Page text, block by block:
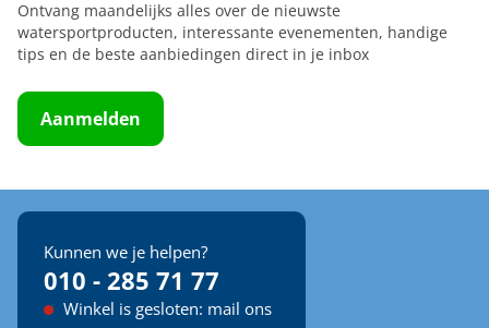
Ontvang maandelijks alles over de nieuwste
watersportproducten, interessante evenementen, handige
tips en de beste aanbiedingen direct in je inbox
Aanmelden
Kunnen we je helpen?
010 - 285 71 77
Winkel is gesloten: mail ons